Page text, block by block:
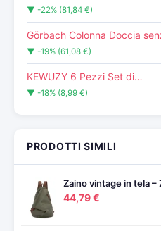
▼ -22% (81,84 €)
Görbach Colonna Doccia
▼ -19% (61,08 €)
KEWUZY 6 Pezzi Set di…
▼ -18% (8,99 €)
PRODOTTI SIMILI
Zaino vintage in tela –
44,79 €